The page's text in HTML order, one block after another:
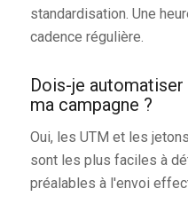
standardisation. Une
cadence régulière.
Dois-je
ma campagne ?
Oui, les UTM et les
sont les plus faciles à
préalables à l'envoi